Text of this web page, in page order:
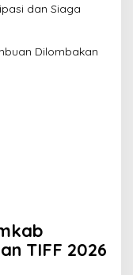
dan Siaga
Dilombakan
TIFF 2026